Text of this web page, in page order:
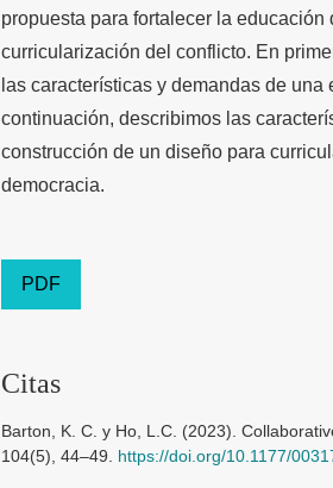
propuesta para fortalecer la
curricularización del conflicto. En
las características y demandas de
continuación, describimos las
construcción de un diseño para
democracia.
PDF
Citas
Barton, K. C. y Ho, L.C. (2023).
104(5), 44–49. https://doi.org/10.1177/